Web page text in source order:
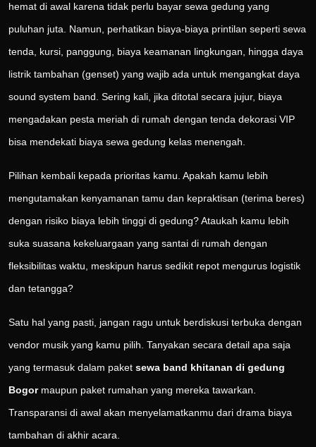
hemat di awal karena tidak perlu bayar sewa gedung yang
puluhan juta. Namun, perhatikan biaya-biaya printilan seperti sewa
tenda, kursi, panggung, biaya keamanan lingkungan, hingga daya
listrik tambahan (genset) yang wajib ada untuk mengangkat daya
sound system band. Sering kali, jika ditotal secara jujur, biaya
mengadakan pesta meriah di rumah dengan tenda dekorasi VIP
bisa mendekati biaya sewa gedung kelas menengah.
Pilihan kembali kepada prioritas kamu. Apakah kamu lebih
mengutamakan kenyamanan tamu dan kepraktisan (terima beres)
dengan risiko biaya lebih tinggi di gedung? Ataukah kamu lebih
suka suasana kekeluargaan yang santai di rumah dengan
fleksibilitas waktu, meskipun harus sedikit repot mengurus logistik
dan tetangga?
Satu hal yang pasti, jangan ragu untuk berdiskusi terbuka dengan
vendor musik yang kamu pilih. Tanyakan secara detail apa saja
yang termasuk dalam paket sewa band khitanan di gedung
Bogormaupun paket rumahan yang mereka tawarkan.
Transparansi di awal akan menyelamatkanmu dari drama biaya
tambahan di akhir acara.